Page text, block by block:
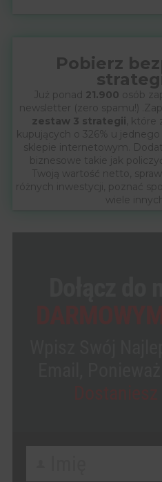
Pobierz
Już ponad 21.900 osób
newsletter (zero spamu!)
zestaw 3 strategii
, które
kupujących o 326% u
sklepie internetowym.
biznesowe takie jak
Twoją wartość netto,
różnych inwestycji, poznać
wiele innych!